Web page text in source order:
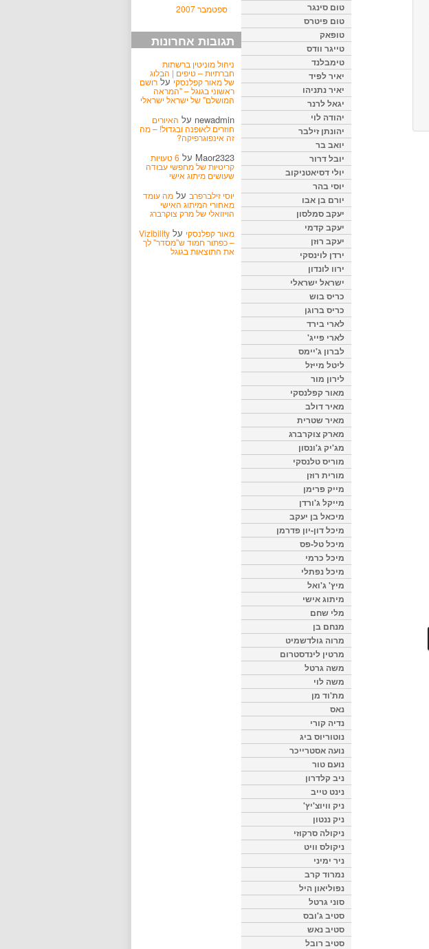
ספטמבר 2007
תגובות אחרונות
ניהול מוניטין ברשתות
חברתיות – טיפים | הבלוג
של מאור קפלנסקיעל רושם
ראשוני בגוגל – "המראה
המושלם" של ישראל ישראלי
newadmin על האיורים
חוזרים לאופנה ובגדול! – מה
זה אינפוגרפיקה?
Maor2323 על 6 טעויות
קריטיות של מחפשי עבודה
שעושים מיתוג אישי
יוסי זילברפרב על מה עומד
מאחורי המיתוג האישי
הויזואלי של מרק צוקרברג
מאור קפלנסקי על Vizibility
– כפתור חמוד ש"מסדר" לך
את התוצאות בגוגל
טום סינגר
טום פיטרס
טופאק
טייגר וודס
טימבלנד
יאיר לפיד
יאיר נתניהו
יגאל לרנר
יהודה לוי
יהונתן זילבר
יואב בר
יובל דרור
יולי דסיאטניקוב
יוסי בהר
יורם בן אבו
יעקב סמלסון
יעקב קדמי
יעקב רוזן
ירדן לוינסקי
ירוו לונדון
ישראל ישראלי
כריס בוש
כריס ברוגן
לארי בירד
לארי פייג'
לברון ג'יימס
ליטל מייזל
לירון מור
מאור קפלנסקי
מאיר דולב
מאיר שטרית
מארק צוקרברג
מג'יק ג'ונסון
מוריס טלנסקי
מורית רוזן
מייק פרימן
מייקל ג'ורדן
מיכאל בן יעקב
מיכל דון-יון פדרמן
מיכל טל-פס
מיכל כרמי
מיכל נפתלי
מיץ' ג'ואל
מיתוג אישי
מלי שחם
מנחם בן
מרוה גולדשמיט
מרטין לינדסטרום
משה גרטל
משה לוי
מת'וד מן
נאס
נדיה קורי
נוטוריוס ביג
נועה אסטרייכר
נועם טור
ניב קלדרון
נינט טייב
ניק וויוצ'יץ'
ניק ננטון
ניקולה סרקוזי
ניקולס וויט
ניר ימיני
נמרוד קרב
נפוליאון היל
סוני גרטל
סטיב ג'ובס
סטיב נאש
סטיב רובל